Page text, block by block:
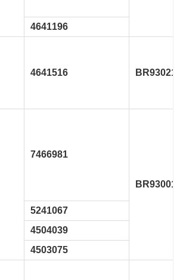
4641196
4641516 BR930216
7466981
BR930013
5241067
4504039
4503075